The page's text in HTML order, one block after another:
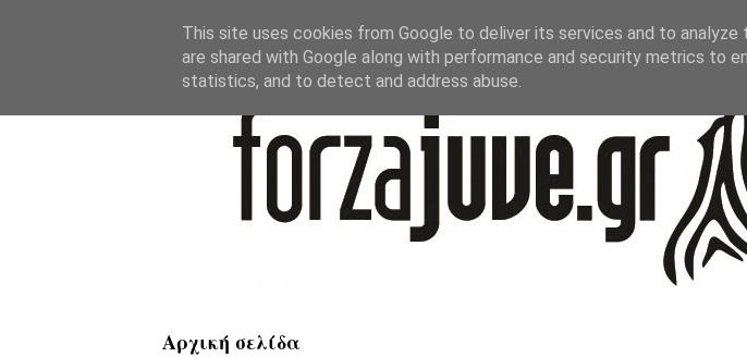
Αρχική σελίδα
This site uses cookies from Google to deliver its services and to analyze
are shared with Google along with performance and security metrics to
statistics, and to detect and address abuse.